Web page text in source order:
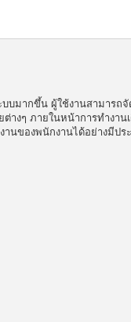
บบมากขึ้น ผู้ใช้งานสามารถ
างๆ ภายในหน้าการทำงาน
านของพนักงานได้อย่างมีปร